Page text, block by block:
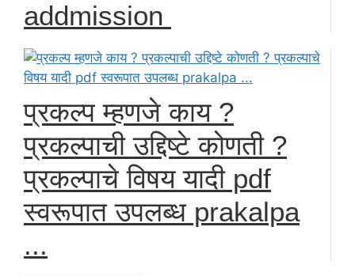
addmission
प्रकल्प म्हणजे काय ?
प्रकल्पाची उद्दिष्टे कोणती ?
प्रकल्पाचे विषय यादी pdf
स्वरूपात उपलब्ध prakalpa
...